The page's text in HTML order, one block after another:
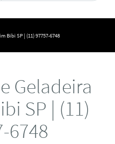
Bibi SP | (11) 97757-6748
Geladeira
SP | (11)
6748